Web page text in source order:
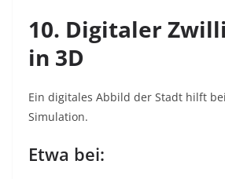
10. Digitaler
in 3D
Ein digitales Abbild der Stadt hilft
Simulation.
Etwa bei: